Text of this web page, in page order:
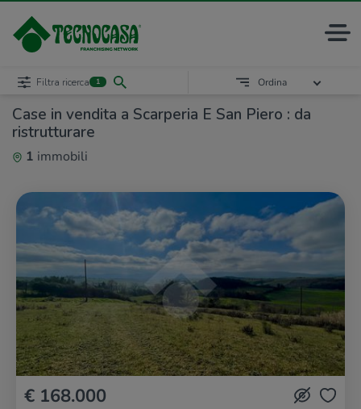
Case in vendita a Scarperia E San Piero : da
ristrutturare
1 immobili
Filtra ricerca 1 Ordina
€ 168.000